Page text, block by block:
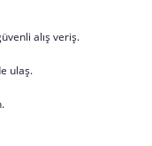
alış veriş.
ulaş.